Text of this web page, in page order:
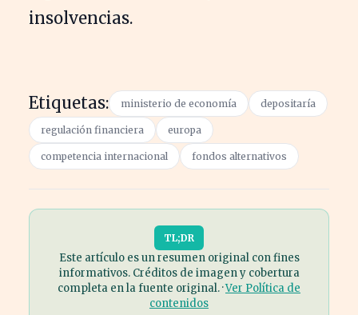
insolvencias.
Etiquetas: ministerio de economía depositaría
regulación financiera europa
competencia internacional fondos alternativos
TL;DR
Este artículo es un resumen original con fines
informativos. Créditos de imagen y cobertura
completa en la fuente original. ·Ver Política de
contenidos